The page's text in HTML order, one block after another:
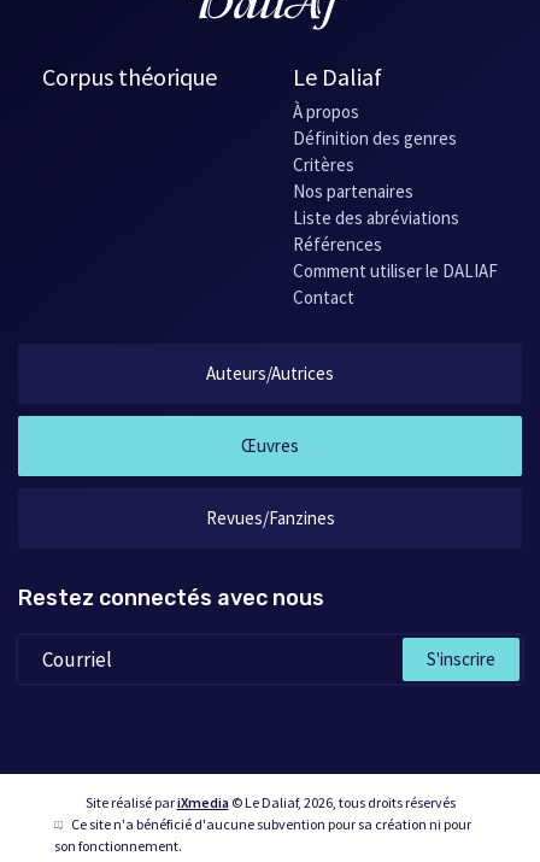
Corpus théorique Le Daliaf
À propos
Définition des genres
Critères
Nos partenaires
Liste des abréviations
Références
Comment utiliser le DALIAF
Contact
Auteurs/Autrices
Œuvres
Revues/Fanzines
Restez connectés avec nous
S'inscrire
Site réalisé pariXmedia© Le Daliaf, 2026, tous droits réservés
Ce site n'a bénéficié d'aucune subvention pour sa création ni pour
son fonctionnement.